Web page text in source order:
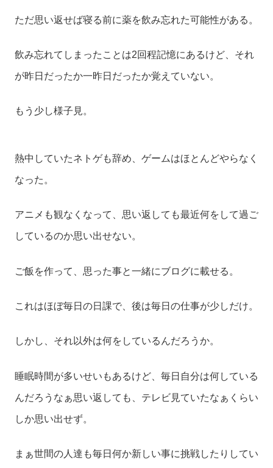
ただ思い返せば寝る前に薬を飲み忘れた可能性がある。
飲み忘れてしまったことは2回程記憶にあるけど、それ
が昨日だったか一昨日だったか覚えていない。
もう少し様子見。
熱中していたネトゲも辞め、ゲームはほとんどやらなく
なった。
アニメも観なくなって、思い返しても最近何をして過ご
しているのか思い出せない。
ご飯を作って、思った事と一緒にブログに載せる。
これはほぼ毎日の日課で、後は毎日の仕事が少しだけ。
しかし、それ以外は何をしているんだろうか。
睡眠時間が多いせいもあるけど、毎日自分は何している
んだろうなぁ思い返しても、テレビ見ていたなぁくらい
しか思い出せず。
まぁ世間の人達も毎日何か新しい事に挑戦したりしてい